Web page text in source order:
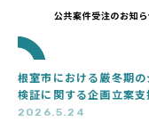
根室市における厳冬期の
検証に関する企画立案支
2026.5.24